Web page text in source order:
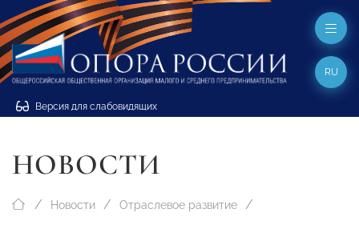
Версия для слабовидящих
RU
НОВОСТИ
Новости Отраслевое развитие